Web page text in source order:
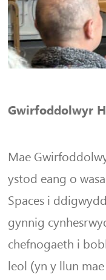
Gwirfoddolwyr
Mae
ystod eang o
Spaces i
gynnig
chefnogaeth i
leol (yn y llun